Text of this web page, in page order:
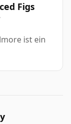
Figs
ist ein